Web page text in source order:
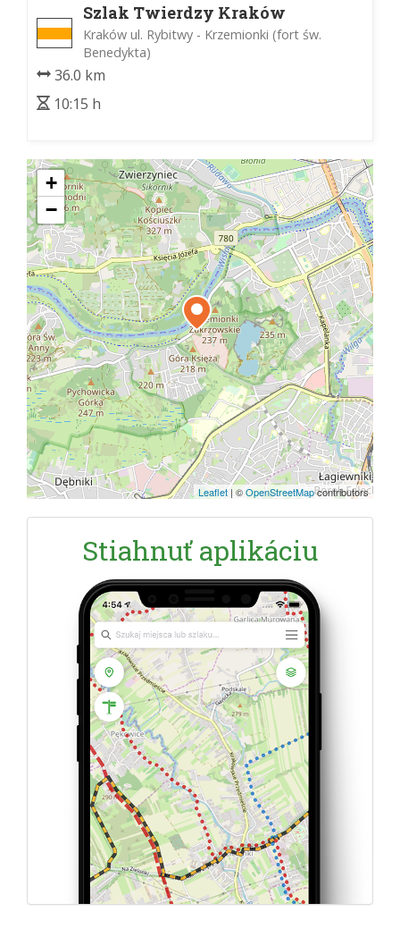
Szlak Twierdzy Kraków
Kraków ul. Rybitwy - Krzemionki (fort św.
Benedykta)
36.0 km
10:15 h
+
−
Leaflet | ©OpenStreetMapcontributors
Stiahnuť aplikáciu